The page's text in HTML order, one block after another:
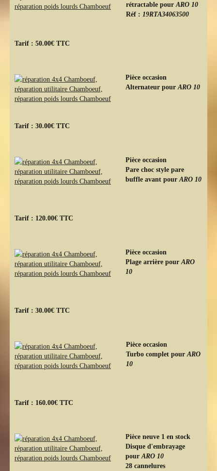
rétractable pour ARO 10
Réf : 19RTA34063500
Tarif : 50.00€ TTC
Pièce occasion
Alternateur pour ARO 10
Tarif : 30.00€ TTC
Pièce occasion
Pare choc style pare
buffle avant pour ARO 10
Tarif : 120.00€ TTC
Pièce occasion
Plage arrière pour ARO
10
Tarif : 30.00€ TTC
Pièce occasion
Turbo complet pour ARO
10
Tarif : 160.00€ TTC
Pièce neuve 1 en stock
Disque d'embrayage
pour ARO 10
28 cannelures